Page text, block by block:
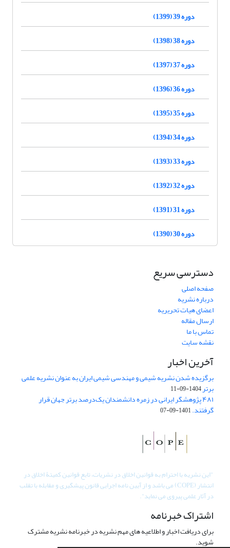
دوره 39 (1399)
دوره 38 (1398)
دوره 37 (1397)
دوره 36 (1396)
دوره 35 (1395)
دوره 34 (1394)
دوره 33 (1393)
دوره 32 (1392)
دوره 31 (1391)
دوره 30 (1390)
دسترسی سریع
صفحه اصلی
درباره نشریه
اعضای هیات تحریریه
ارسال مقاله
تماس با ما
نقشه سایت
آخرین اخبار
برگزیده شدن نشریه شیمی و مهندسی شیمی ایران به عنوان نشریه علمی
برتر1404-09-11
۴۸۱ پژوهشگر ایرانی در زمره دانشمندان یک‌درصد برتر جهان قرار
گرفتند.1401-09-07
"این نشریه با احترام به قوانین اخلاق در نشریات، تابع قوانین کمیتۀ اخلاق در
انتشار (COPE) می باشد و از آیین نامه اجرایی قانون پیشگیری و مقابله با تقلب
در آثار علمی پیروی می نماید".
اشتراک خبرنامه
برای دریافت اخبار و اطلاعیه های مهم نشریه در خبرنامه نشریه مشترک
شوید.